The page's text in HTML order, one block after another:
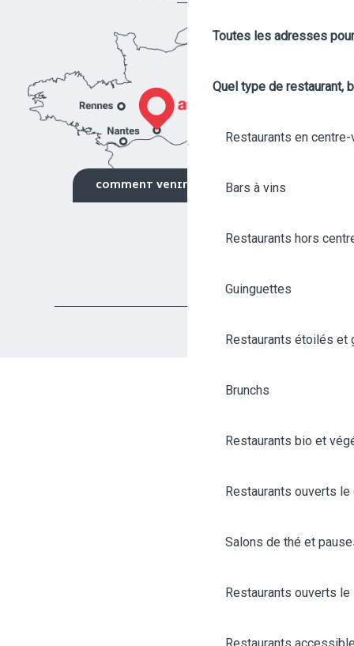
ANGERS CITY PASS
Toutes les adresses
Quel type de restaurant,
Restaurants en
Bars à vins
Restaurants hors
Guinguettes
Restaurants étoilés et
Brunchs
Restaurants bio et
Restaurants ouverts le
Salons de thé et
Restaurants ouverts le
COMMENT VENIR ?